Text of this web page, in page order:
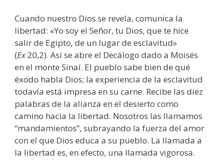
Cuando nuestro Dios se revela, comunica la
libertad: «Yo soy el Señor, tu Dios, que te hice
salir de Egipto, de un lugar de esclavitud»
(Ex20,2). Así se abre el Decálogo dado a Moisés
en el monte Sinaí. El pueblo sabe bien de qué
éxodo habla Dios; la experiencia de la esclavitud
todavía está impresa en su carne. Recibe las diez
palabras de la alianza en el desierto como
camino hacia la libertad. Nosotros las llamamos
“mandamientos”, subrayando la fuerza del amor
con el que Dios educa a su pueblo. La llamada a
la libertad es, en efecto, una llamada vigorosa.